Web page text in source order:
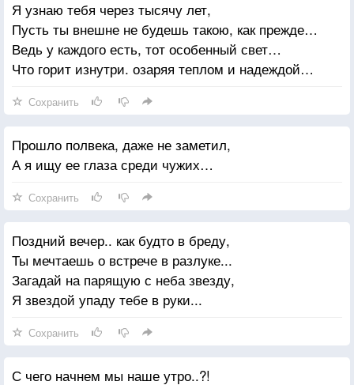
Я узнаю тебя через тысячу лет,
Пусть ты внешне не будешь такою, как прежде…
Ведь у каждого есть, тот особенный свет…
Что горит изнутри. озаряя теплом и надеждой…
Сохранить
Прошло полвека, даже не заметил,
А я ищу ее глаза среди чужих…
Сохранить
Поздний вечер.. как будто в бреду,
Ты мечтаешь о встрече в разлуке...
Загадай на парящую с неба звезду,
Я звездой упаду тебе в руки...
Сохранить
С чего начнем мы наше утро..?!